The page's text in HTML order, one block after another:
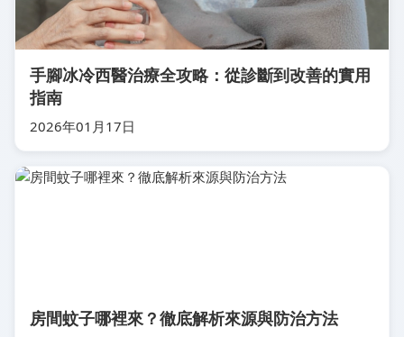
手腳冰冷西醫治療全攻略：從診斷到改善的實用
指南
2026年01月17日
房間蚊子哪裡來？徹底解析來源與防治方法